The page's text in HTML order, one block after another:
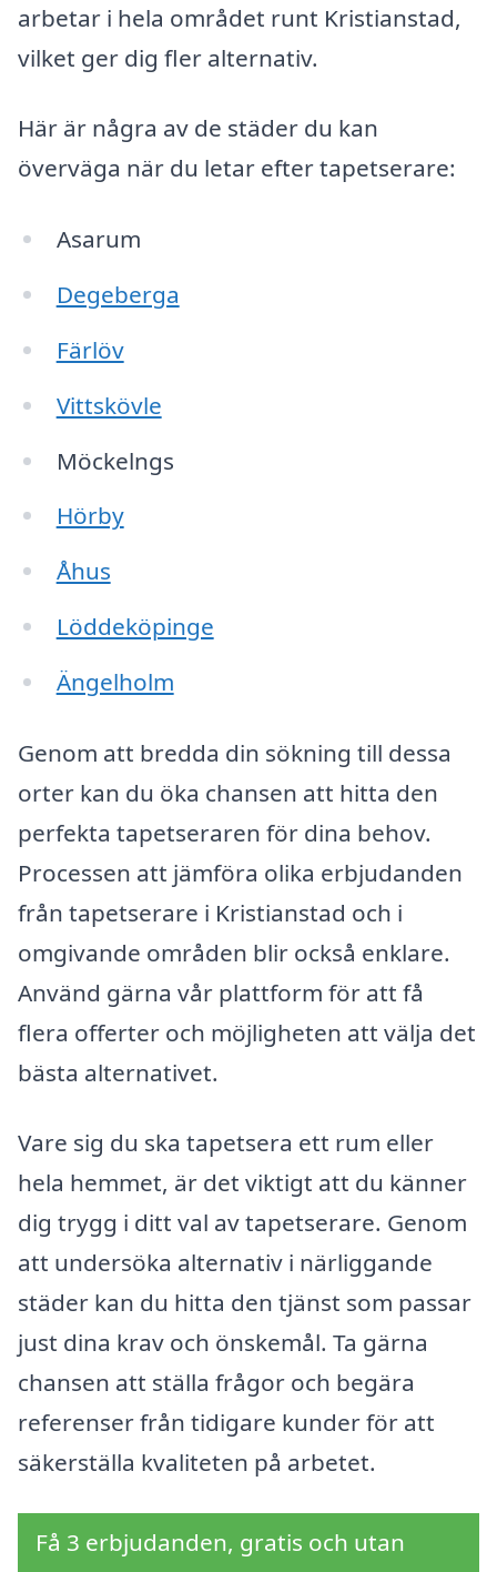
arbetar i hela området runt Kristianstad,
vilket ger dig fler alternativ.
Här är några av de städer du kan
överväga när du letar efter tapetserare:
Asarum
Degeberga
Färlöv
Vittskövle
Möckelngs
Hörby
Åhus
Löddeköpinge
Ängelholm
Genom att bredda din sökning till dessa
orter kan du öka chansen att hitta den
perfekta tapetseraren för dina behov.
Processen att jämföra olika erbjudanden
från tapetserare i Kristianstad och i
omgivande områden blir också enklare.
Använd gärna vår plattform för att få
flera offerter och möjligheten att välja det
bästa alternativet.
Vare sig du ska tapetsera ett rum eller
hela hemmet, är det viktigt att du känner
dig trygg i ditt val av tapetserare. Genom
att undersöka alternativ i närliggande
städer kan du hitta den tjänst som passar
just dina krav och önskemål. Ta gärna
chansen att ställa frågor och begära
referenser från tidigare kunder för att
säkerställa kvaliteten på arbetet.
Få 3 erbjudanden, gratis och utan